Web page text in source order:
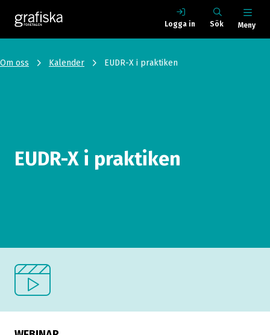
Logga in Sök Meny
Om oss Kalender EUDR-X i praktiken
EUDR-X i praktiken